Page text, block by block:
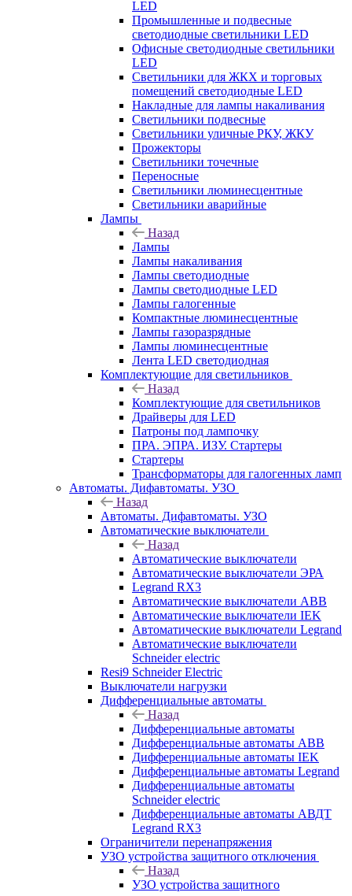
LED
Промышленные и подвесные
светодиодные светильники LED
Офисные светодиодные светильники
LED
Светильники для ЖКХ и торговых
помещений светодиодные LED
Накладные для лампы накаливания
Светильники подвесные
Светильники уличные РКУ, ЖКУ
Прожекторы
Cветильники точечные
Переносные
Светильники люминесцентные
Светильники аварийные
Лампы
Назад
Лампы
Лампы накаливания
Лампы светодиодные
Лампы светодиодные LED
Лампы галогенные
Компактные люминесцентные
Лампы газоразрядные
Лампы люминесцентные
Лента LED светодиодная
Комплектующие для светильников
Назад
Комплектующие для светильников
Драйверы для LED
Патроны под лампочку
ПРА. ЭПРА. ИЗУ. Стартеры
Стартеры
Трансформаторы для галогенных ламп
Автоматы. Дифавтоматы. УЗО
Назад
Автоматы. Дифавтоматы. УЗО
Автоматические выключатели
Назад
Автоматические выключатели
Автоматические выключатели ЭРА
Legrand RX3
Автоматические выключатели ABB
Автоматические выключатели IEK
Автоматические выключатели Legrand
Автоматические выключатели
Schneider electric
Resi9 Schneider Electric
Выключатели нагрузки
Дифференциальные автоматы
Назад
Дифференциальные автоматы
Дифференциальные автоматы ABB
Дифференциальные автоматы IEK
Дифференциальные автоматы Legrand
Дифференциальные автоматы
Schneider electric
Дифференциальные автоматы АВДТ
Legrand RX3
Ограничители перенапряжения
УЗО устройства защитного отключения
Назад
УЗО устройства защитного